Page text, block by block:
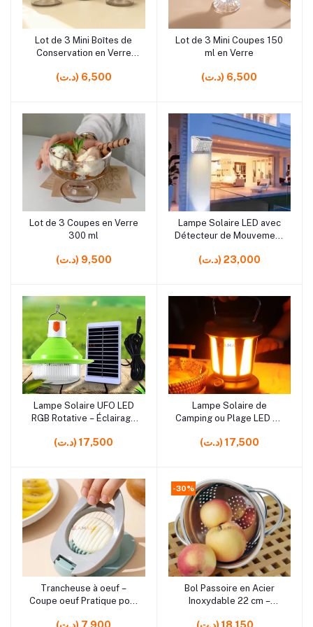
Ajouter au panier
Lot de 3 Mini Boîtes de
Conservation en Verre
Plastique
(د.ت) 6,500
Ajouter au panier
Lot de 3 Mini Coupes 150
ml en Verre
(د.ت) 6,500
Ajouter au panier
Lot de 3 Coupes en Verre
300 ml
(د.ت) 9,500
Ajouter au panier
Lampe Solaire LED avec
Détecteur de Mouvement
Extérieure Automatique
(د.ت) 23,000
Ajouter au panier
Lampe Solaire UFO LED
RGB Rotative – Éclairage
et Panneau Solaire
(د.ت) 17,500
Ajouter au panier
Lampe Solaire de
Camping ou Plage LED 20
Extérieur en Plastique
(د.ت) 17,500
Ajouter au panier
Trancheuse à oeuf –
Coupe oeuf Pratique pour
-30%
Ajouter au panier
Bol Passoire en Acier
Inoxydable 22 cm –